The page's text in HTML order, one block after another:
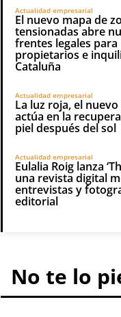
Actualidad empresarial
El nuevo mapa de
tensionadas abre
frentes legales para
propietarios e
Cataluña
Actualidad empresarial
La luz roja, el
actúa en la
piel después del sol
Actualidad empresarial
Eulalia Roig lanza
una revista digital
entrevistas y
editorial
No te lo